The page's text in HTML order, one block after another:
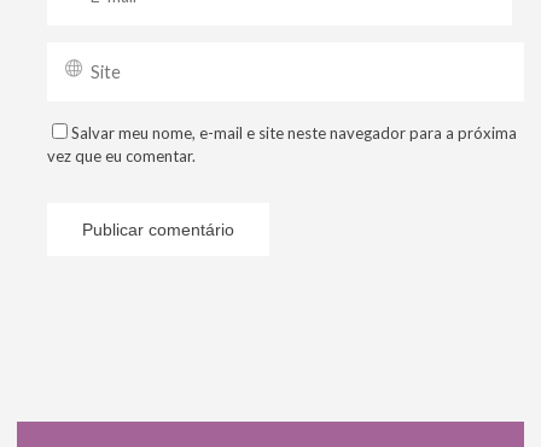
Salvar meu nome, e-mail e site neste navegador para a próxima
vez que eu comentar.